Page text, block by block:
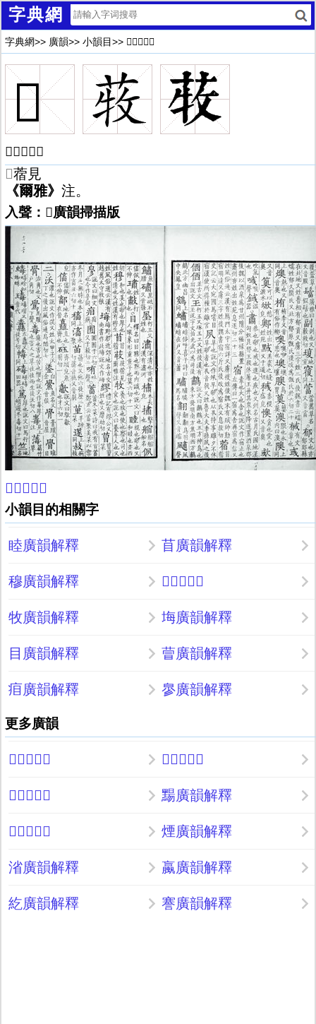
字典網
字典網>> 廣韻>> 小韻目>> 𦱒廣韻解釋
𦱒
𦱒廣韻解釋
𦱒蓿見
《爾雅》 注。
入聲：𦱒廣韻掃描版
𦱒康熙字典
小韻目的相關字
睦廣韻解釋 苜廣韻解釋
穆廣韻解釋 𦱒廣韻解釋
牧廣韻解釋 㙁廣韻解釋
目廣韻解釋 萺廣韻解釋
㾇廣韻解釋 㣎廣韻解釋
更多廣韻
𤍙廣韻解釋 𣌏廣韻解釋
𥿮廣韻解釋 䵮廣韻解釋
𥯶廣韻解釋 煙廣韻解釋
渻廣韻解釋 蠃廣韻解釋
紇廣韻解釋 謇廣韻解釋